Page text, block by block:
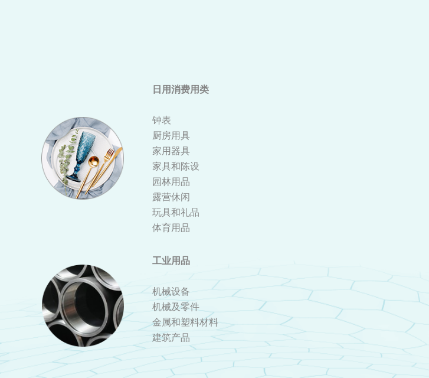
日用消费用类
钟表
厨房用具
家用器具
家具和陈设
园林用品
露营休闲
玩具和礼品
体育用品
工业用品
机械设备
机械及零件
金属和塑料材料
建筑产品